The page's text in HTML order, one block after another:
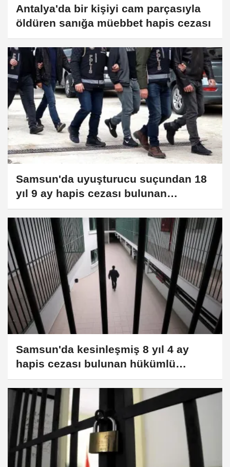
Antalya'da bir kişiyi cam parçasıyla
öldüren sanığa müebbet hapis cezası
Samsun'da uyuşturucu suçundan 18
yıl 9 ay hapis cezası bulunan
hükümlü yakalandı
Samsun'da kesinleşmiş 8 yıl 4 ay
hapis cezası bulunan hükümlü
yakalandı